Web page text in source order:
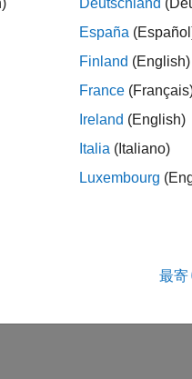
Deutschland
España
Finland (English)
France
Ireland (English)
Italia (Italiano)
Luxembourg
最寄